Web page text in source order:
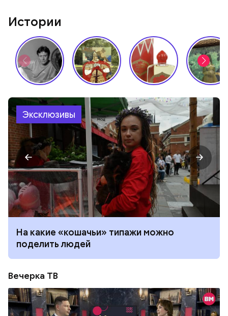
Истории
Эксклюзивы
На какие «кошачьи» типажи можно
поделить людей
Вечерка ТВ